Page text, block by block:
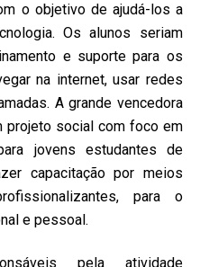
o objetivo de ajudá-los a
Os alunos seriam
e suporte para os
na internet, usar redes
A grande vencedora
projeto social com foco em
jovens estudantes de
capacitação por meios
para o
e pessoal.
pela atividade